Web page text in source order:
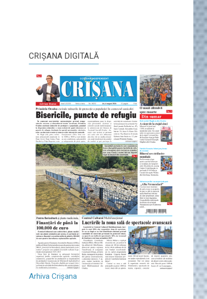
CRIŞANA DIGITALĂ
Arhiva Crișana